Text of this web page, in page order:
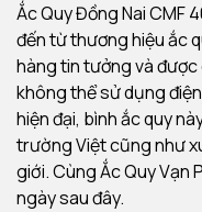
Ắc Quy Đồng Nai CMF
đến từ thương hiệu ắc
hàng tin tưởng và được
không thể sử dụng
hiện đại, bình ắc quy
trường Việt cũng như
giới. Cùng Ắc Quy Vạn
ngày sau đây.